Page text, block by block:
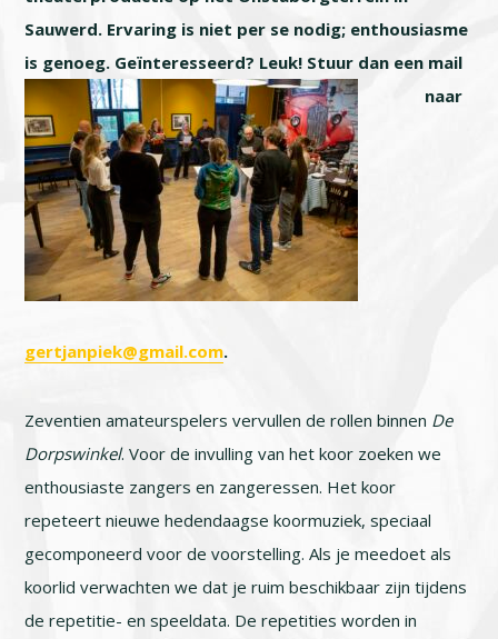
Sauwerd. Ervaring is niet per se nodig; enthousiasme
is genoeg. Geïnteresseerd? Leuk! Stuur dan een mail
naar
gertjanpiek@gmail.com.
Zeventien amateurspelers vervullen de rollen binnen De
Dorpswinkel. Voor de invulling van het koor zoeken we
enthousiaste zangers en zangeressen. Het koor
repeteert nieuwe hedendaagse koormuziek, speciaal
gecomponeerd voor de voorstelling. Als je meedoet als
koorlid verwachten we dat je ruim beschikbaar zijn tijdens
de repetitie- en speeldata. De repetities worden in